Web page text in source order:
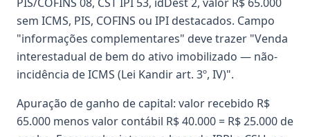
sem ICMS, PIS, COFINS ou IPI destacados. Campo
"informações complementares" deve trazer "Venda
interestadual de bem do ativo imobilizado — não-
incidência de ICMS (Lei Kandir art. 3º, IV)".
Apuração de ganho de capital: valor recebido R$
65.000 menos valor contábil R$ 40.000 = R$ 25.000 de